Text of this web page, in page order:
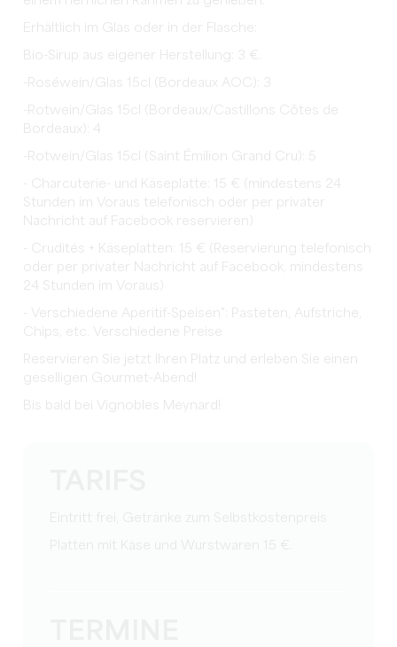
Erhältlich im Glas oder in der Flasche:
Bio-Sirup aus eigener Herstellung: 3 €.
-Roséwein/Glas 15cl (Bordeaux AOC): 3
-Rotwein/Glas 15cl (Bordeaux/Castillons Côtes de
Bordeaux): 4
-Rotwein/Glas 15cl (Saint Émilion Grand Cru): 5
- Charcuterie- und Käseplatte: 15 € (mindestens 24
Stunden im Voraus telefonisch oder per privater
Nachricht auf Facebook reservieren)
- Crudités + Käseplatten: 15 € (Reservierung telefonisch
oder per privater Nachricht auf Facebook, mindestens
24 Stunden im Voraus)
- Verschiedene Aperitif-Speisen": Pasteten, Aufstriche,
Chips, etc. Verschiedene Preise
Reservieren Sie jetzt Ihren Platz und erleben Sie einen
geselligen Gourmet-Abend!
Bis bald bei Vignobles Meynard!